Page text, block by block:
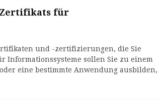
Zertifikats für
und -zertifizierungen, die Sie
Informationssysteme sollen Sie zu einem
eine bestimmte Anwendung ausbilden,